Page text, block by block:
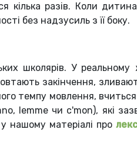
кілька разів. Коли
без надзусиль з її боку.
школярів. У реальному
закінчення,
темпу мовлення, вчиться
lemme чи c'mon), які
нашому матеріалі про